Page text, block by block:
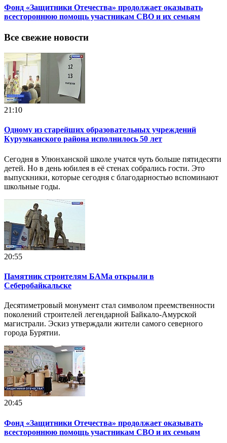
Фонд «Защитники Отечества» продолжает оказывать
всестороннюю помощь участникам СВО и их семьям
Все свежие новости
21:10
Одному из старейших образовательных учреждений
Курумканского района исполнилось 50 лет
Сегодня в Улюнханской школе учатся чуть больше пятидесяти
детей. Но в день юбилея в её стенах собрались гости. Это
выпускники, которые сегодня с благодарностью вспоминают
школьные годы.
20:55
Памятник строителям БАМа открыли в
Себеробайкальске
Десятиметровый монумент стал символом преемственности
поколений строителей легендарной Байкало-Амурской
магистрали. Эскиз утверждали жители самого северного
города Бурятии.
20:45
Фонд «Защитники Отечества» продолжает оказывать
всестороннюю помощь участникам СВО и их семьям